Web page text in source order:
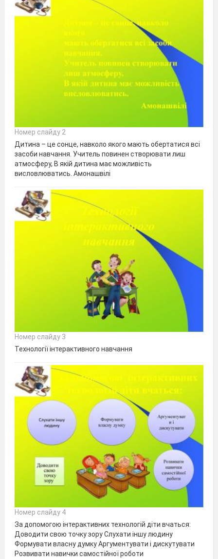
Номер слайду 2
Дитина – це сонце, навколо якого мають обертатися всі
засоби навчання. Учитель повинен створювати лиш
атмосферу, В якій дитина має можливість
висловлюватись. Амонашвілі
Номер слайду 3
Технології інтерактивного навчання
Номер слайду 4
За допомогою інтерактивних технологій діти вчаться:
Доводити свою точку зору Cлухати іншу людину
Формувати власну думку Аргументувати і дискутувати
Розвивати навички самостійної роботи